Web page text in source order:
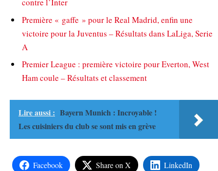
contre l’Inter
Première « gaffe » pour le Real Madrid, enfin une
victoire pour la Juventus – Résultats dans LaLiga, Serie
A
Premier League : première victoire pour Everton, West
Ham coule – Résultats et classement
Lire aussi : Bayern Munich : Incroyable !
Les cuisiniers du club se sont mis en grève
Facebook Share on X LinkedIn